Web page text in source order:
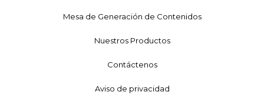
Mesa de Generación de Contenidos
Nuestros Productos
Contáctenos
Aviso de privacidad